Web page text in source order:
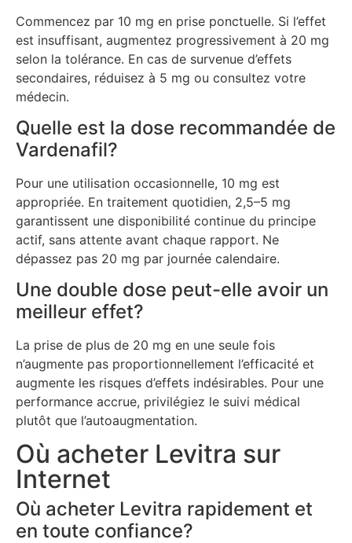
Commencez par 10 mg en prise ponctuelle. Si l’effet
est insuffisant, augmentez progressivement à 20 mg
selon la tolérance. En cas de survenue d’effets
secondaires, réduisez à 5 mg ou consultez votre
médecin.
Quelle est la dose recommandée de
Vardenafil?
Pour une utilisation occasionnelle, 10 mg est
appropriée. En traitement quotidien, 2,5–5 mg
garantissent une disponibilité continue du principe
actif, sans attente avant chaque rapport. Ne
dépassez pas 20 mg par journée calendaire.
Une double dose peut-elle avoir un
meilleur effet?
La prise de plus de 20 mg en une seule fois
n’augmente pas proportionnellement l’efficacité et
augmente les risques d’effets indésirables. Pour une
performance accrue, privilégiez le suivi médical
plutôt que l’autoaugmentation.
Où acheter Levitra sur
Internet
Où acheter Levitra rapidement et
en toute confiance?